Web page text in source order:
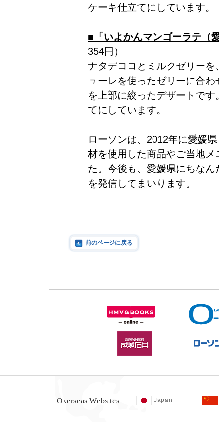
ケーキ仕立てにしています。
■「いよかんマンゴーラテ（
354円）
ナタデココとミルクゼリー
ューレを使ったゼリーに合
を上部に絞ったデザートで
てにしています。
ローソンは、2012年に愛媛
材を使用した商品やご当地
た。今後も、愛媛県にちな
を発信してまいります。
前のページに戻る
Overseas Websites Japan